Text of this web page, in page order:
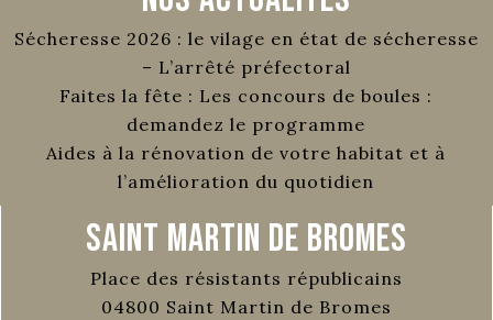
Sécheresse 2026 : le vilage en état de sécheresse
– L’arrêté préfectoral
Faites la fête : Les concours de boules :
demandez le programme
Aides à la rénovation de votre habitat et à
l’amélioration du quotidien
Saint Martin de Bromes
Place des résistants républicains
04800 Saint Martin de Bromes